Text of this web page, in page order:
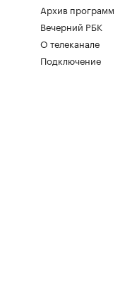
Архив программ
Вечерний РБК
О телеканале
Подключение